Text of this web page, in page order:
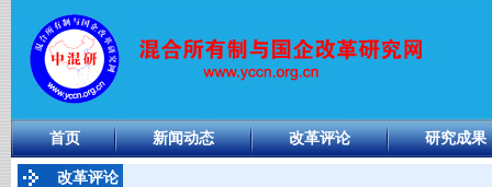
首页 新闻动态 改革评论 研究成果
改革评论